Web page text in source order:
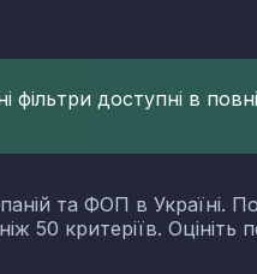
доступні в
та ФОП в Україні.
50 критеріїв.